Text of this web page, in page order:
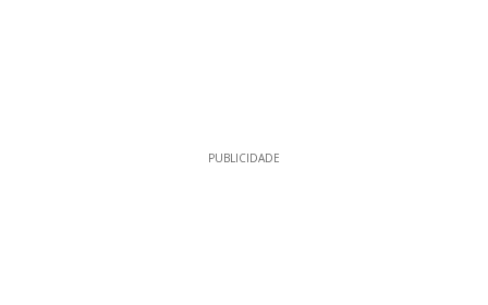
PUBLICIDADE